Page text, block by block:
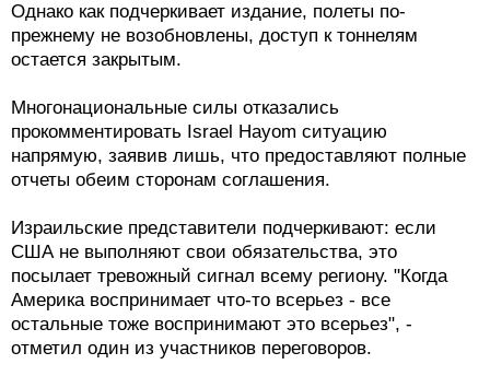
Однако как подчеркивает издание, полеты по-
прежнему не возобновлены, доступ к тоннелям
остается закрытым.
Многонациональные силы отказались
прокомментировать Israel Hayom ситуацию
напрямую, заявив лишь, что предоставляют полные
отчеты обеим сторонам соглашения.
Израильские представители подчеркивают: если
США не выполняют свои обязательства, это
посылает тревожный сигнал всему региону. "Когда
Америка воспринимает что-то всерьез - все
остальные тоже воспринимают это всерьез", -
отметил один из участников переговоров.